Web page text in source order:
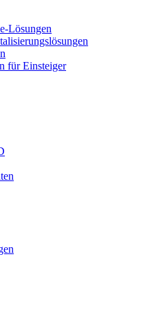
Lösungen
für Einsteiger